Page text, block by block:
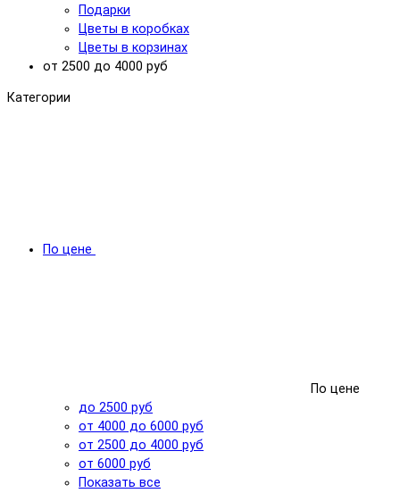
Подарки
Цветы в коробках
Цветы в корзинах
от 2500 до 4000 руб
Категории
По цене
По цене
до 2500 руб
от 4000 до 6000 руб
от 2500 до 4000 руб
от 6000 руб
Показать все